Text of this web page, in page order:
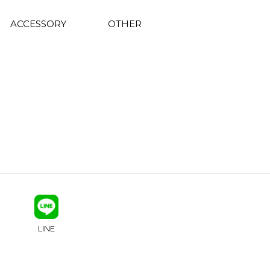
ACCESSORY OTHER
LINE